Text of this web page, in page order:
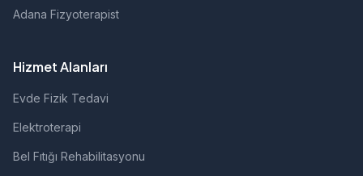
Adana Fizyoterapist
Hizmet Alanları
Evde Fizik Tedavi
Elektroterapi
Bel Fıtığı Rehabilitasyonu